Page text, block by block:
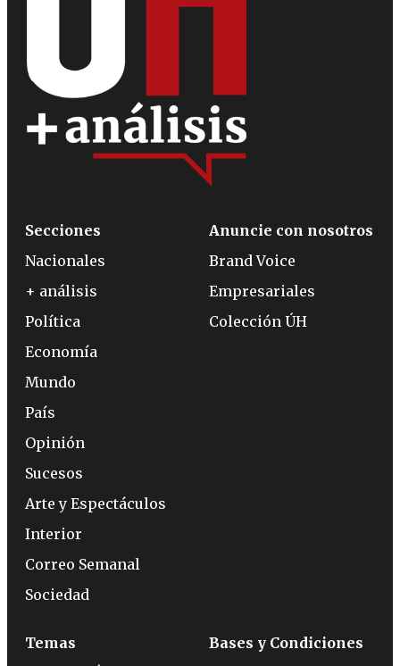
Secciones
Nacionales
+ análisis
Política
Economía
Mundo
País
Opinión
Sucesos
Arte y Espectáculos
Interior
Correo Semanal
Sociedad
Anuncie con nosotros
Brand Voice
Empresariales
Colección ÚH
Temas
Bases y Condiciones